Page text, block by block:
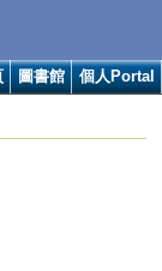
圖書館 個人Portal